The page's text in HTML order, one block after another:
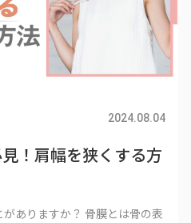
2024.08.04
！肩幅を狭くする方
ありますか？ 骨膜とは骨の表